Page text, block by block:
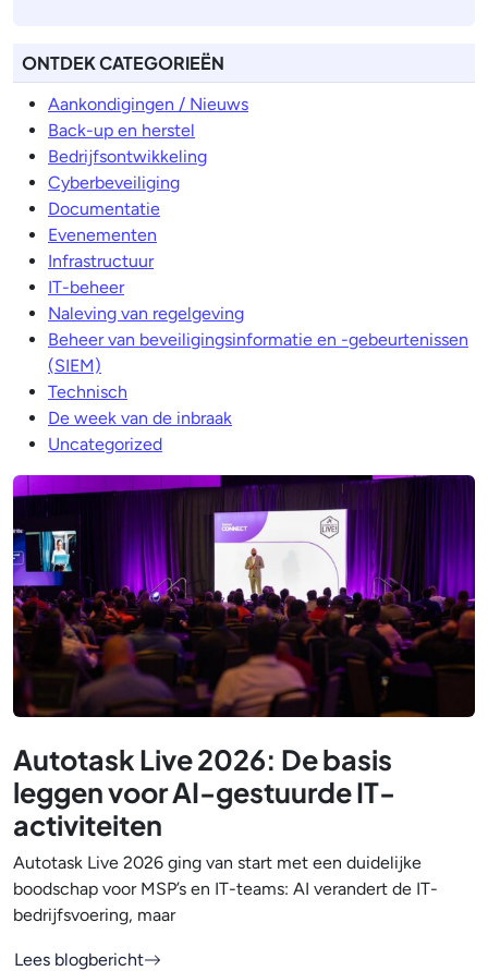
ONTDEK CATEGORIEËN
Aankondigingen / Nieuws
Back-up en herstel
Bedrijfsontwikkeling
Cyberbeveiliging
Documentatie
Evenementen
Infrastructuur
IT-beheer
Naleving van regelgeving
Beheer van beveiligingsinformatie en -gebeurtenissen
(SIEM)
Technisch
De week van de inbraak
Uncategorized
Autotask Live 2026: De basis
leggen voor AI-gestuurde IT-
activiteiten
Autotask Live 2026 ging van start met een duidelijke
boodschap voor MSP’s en IT-teams: AI verandert de IT-
bedrijfsvoering, maar
Lees blogbericht